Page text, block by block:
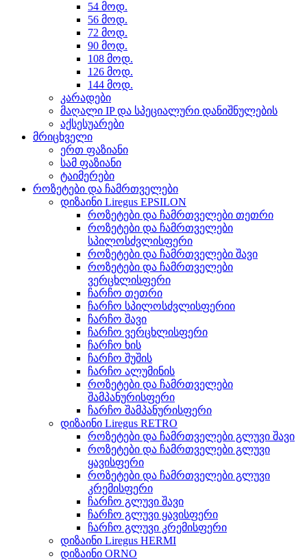
54 მოდ.
56 მოდ.
72 მოდ.
90 მოდ.
108 მოდ.
126 მოდ.
144 მოდ.
კარადები
მაღალი IP და სპეციალური დანიშნულების
აქსესუარები
მრიცხველი
ერთ ფაზიანი
სამ ფაზიანი
ტაიმერები
როზეტები და ჩამრთველები
დიზაინი Liregus EPSILON
როზეტები და ჩამრთველები თეთრი
როზეტები და ჩამრთველები
სპილოსძვლისფერი
როზეტები და ჩამრთველები შავი
როზეტები და ჩამრთველები
ვერცხლისფერი
ჩარჩო თეთრი
ჩარჩო სპილოსძვლისფერიი
ჩარჩო შავი
ჩარჩო ვერცხლისფერი
ჩარჩო ხის
ჩარჩო შუშის
ჩარჩო ალუმინის
როზეტები და ჩამრთველები
შამპანურისფერი
ჩარჩო შამპანურისფერი
დიზაინი Liregus RETRO
როზეტები და ჩამრთველები გლუვი შავი
როზეტები და ჩამრთველები გლუვი
ყავისფერი
როზეტები და ჩამრთველები გლუვი
კრემისფერი
ჩარჩო გლუვი შავი
ჩარჩო გლუვი ყავისფერი
ჩარჩო გლუვი კრემისფერი
დიზაინი Liregus HERMI
დიზაინი ORNO